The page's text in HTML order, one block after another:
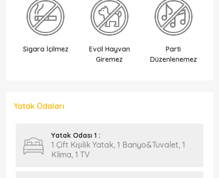
Sigara İçilmez
Evcil Hayvan
Giremez
Parti
Düzenlenemez
Yatak Odaları
Yatak Odası 1 :
1 Çift Kişilik Yatak, 1 Banyo&Tuvalet, 1
Klima, 1 TV